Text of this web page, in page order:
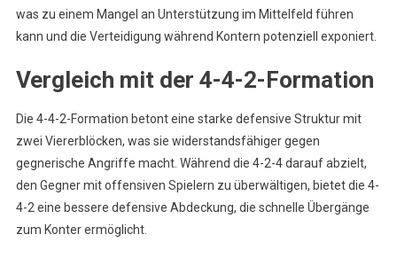
was zu einem Mangel an Unterstützung im Mittelfeld führen
kann und die Verteidigung während Kontern potenziell exponiert.
Vergleich mit der 4-4-2-Formation
Die 4-4-2-Formation betont eine starke defensive Struktur mit
zwei Viererblöcken, was sie widerstandsfähiger gegen
gegnerische Angriffe macht. Während die 4-2-4 darauf abzielt,
den Gegner mit offensiven Spielern zu überwältigen, bietet die 4-
4-2 eine bessere defensive Abdeckung, die schnelle Übergänge
zum Konter ermöglicht.